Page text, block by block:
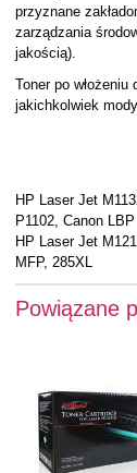
przyznane
zarządzania
jakością).
Toner po
jakichkolwiek
HP Laser Jet
P1102, Canon
HP Laser Jet
MFP, 285XL
Powiązane